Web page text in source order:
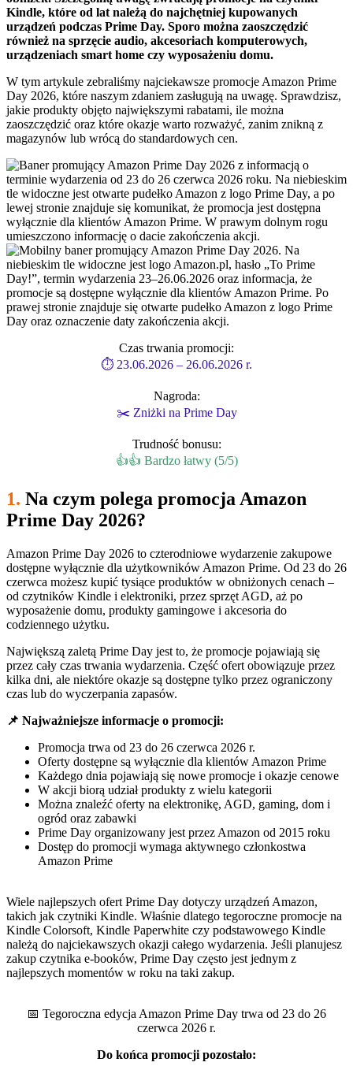
Kindle, które od lat należą do najchętniej kupowanych
urządzeń podczas Prime Day. Sporo można zaoszczędzić
również na sprzęcie audio, akcesoriach komputerowych,
urządzeniach smart home czy wyposażeniu domu.
W tym artykule zebraliśmy najciekawsze promocje Amazon Prime
Day 2026, które naszym zdaniem zasługują na uwagę. Sprawdzisz,
jakie produkty objęto największymi rabatami, ile można
zaoszczędzić oraz które okazje warto rozważyć, zanim znikną z
magazynów lub wrócą do standardowych cen.
Czas trwania promocji:
⏱ 23.06.2026 – 26.06.2026 r.
Nagroda:
✂️ Zniżki na Prime Day
Trudność bonusu:
👍👍 Bardzo łatwy (5/5)
1. Na czym polega promocja Amazon
Prime Day 2026?
Amazon Prime Day 2026 to czterodniowe wydarzenie zakupowe
dostępne wyłącznie dla użytkowników Amazon Prime. Od 23 do 26
czerwca możesz kupić tysiące produktów w obniżonych cenach –
od czytników Kindle i elektroniki, przez sprzęt AGD, aż po
wyposażenie domu, produkty gamingowe i akcesoria do
codziennego użytku.
Największą zaletą Prime Day jest to, że promocje pojawiają się
przez cały czas trwania wydarzenia. Część ofert obowiązuje przez
kilka dni, ale niektóre okazje są dostępne tylko przez ograniczony
czas lub do wyczerpania zapasów.
📌 Najważniejsze informacje o promocji:
Promocja trwa od 23 do 26 czerwca 2026 r.
Oferty dostępne są wyłącznie dla klientów Amazon Prime
Każdego dnia pojawiają się nowe promocje i okazje cenowe
W akcji biorą udział produkty z wielu kategorii
Można znaleźć oferty na elektronikę, AGD, gaming, dom i
ogród oraz zabawki
Prime Day organizowany jest przez Amazon od 2015 roku
Dostęp do promocji wymaga aktywnego członkostwa
Amazon Prime
Wiele najlepszych ofert Prime Day dotyczy urządzeń Amazon,
takich jak czytniki Kindle. Właśnie dlatego tegoroczne promocje na
Kindle Colorsoft, Kindle Paperwhite czy podstawowego Kindle
należą do najciekawszych okazji całego wydarzenia. Jeśli planujesz
zakup czytnika e-booków, Prime Day często jest jednym z
najlepszych momentów w roku na taki zakup.
📅 Tegoroczna edycja Amazon Prime Day trwa od 23 do 26
czerwca 2026 r.
Do końca promocji pozostało: